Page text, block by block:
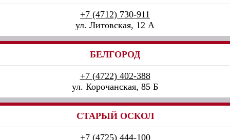
+7 (4712) 730-911
ул. Литовская, 12 А
БЕЛГОРОД
+7 (4722) 402-388
ул. Корочанская, 85 Б
СТАРЫЙ ОСКОЛ
+7 (4725) 444-100